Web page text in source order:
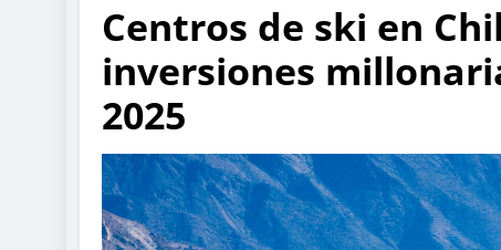
Centros de ski en
inversiones
2025